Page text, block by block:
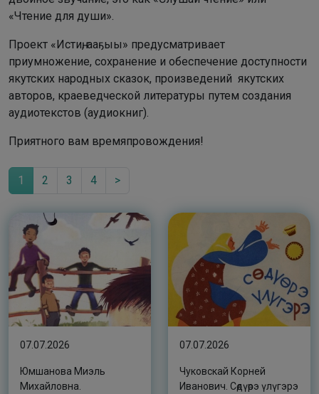
«Чтение для души».
Проект «Истиҥ, ааҕыы» предусматривает
приумножение, сохранение и обеспечение доступности
якутских народных сказок, произведений якутских
авторов, краеведческой литературы путем создания
аудиотекстов (аудиокниг).
Приятного вам времяпровождения!
1 2 3 4 >
07.07.2026
Юмшанова Миэль
Михайловна.
07.07.2026
Чуковскай Корней
Иванович. Сөдүөрэ үлүгэрэ